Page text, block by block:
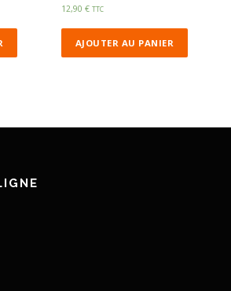
12,90€ TTC
AJOUTER AU PANIER